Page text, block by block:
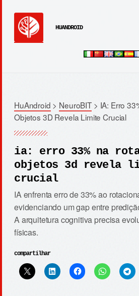
HUANDROID
HuAndroid > NeuroBIT> IA: Erro
Objetos 3D Revela Limite Crucial
ia: erro 33% na
objetos 3d revela
crucial
IA enfrenta erro de 33% ao
evidenciando um gap entre
A arquitetura cognitiva precisa
físicas.
compartilhar